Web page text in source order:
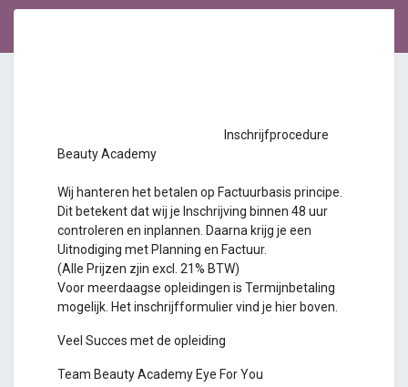
Inschrijfprocedure
Beauty Academy
Wij hanteren het betalen op Factuurbasis principe.
Dit betekent dat wij je Inschrijving binnen 48 uur
controleren en inplannen. Daarna krijg je een
Uitnodiging met Planning en Factuur.
(Alle Prijzen zjin excl. 21% BTW)
Voor meerdaagse opleidingen is Termijnbetaling
mogelijk. Het inschrijfformulier vind je hier boven.
Veel Succes met de opleiding
Team Beauty Academy Eye For You